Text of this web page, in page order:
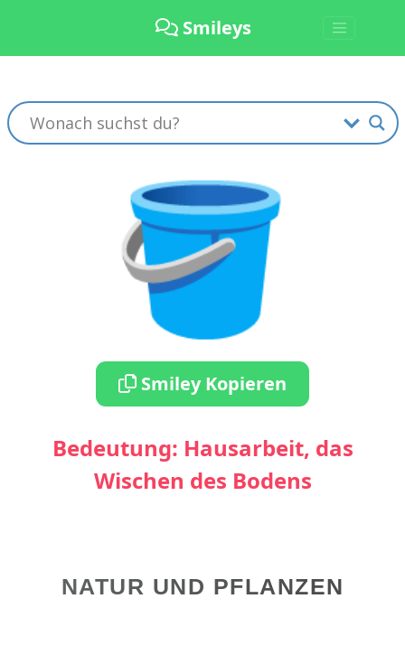
Smileys
🪣
Smiley Kopieren
Bedeutung: Hausarbeit, das
Wischen des Bodens
NATUR UND PFLANZEN